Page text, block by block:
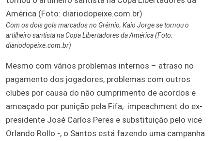
Com os dois gols marcados no Grêmio, Kaio Jorge se tornou o
artilheiro santista na Copa Libertadores da América (Foto:
diariodopeixe.com.br)
Mesmo com vários problemas internos – atraso no
pagamento dos jogadores, problemas com outros
clubes por causa do não cumprimento de acordos e
ameaçado por punição pela Fifa, impeachment do ex-
presidente José Carlos Peres e substituição pelo vice
Orlando Rollo -, o Santos está fazendo uma campanha